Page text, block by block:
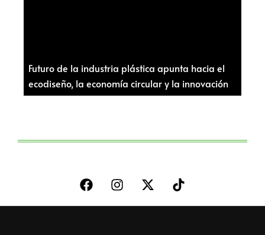
Futuro de la industria plástica apunta hacia el
ecodiseño, la economía circular y la innovación